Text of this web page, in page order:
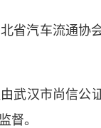
省汽车流通
武汉市尚信公
督。